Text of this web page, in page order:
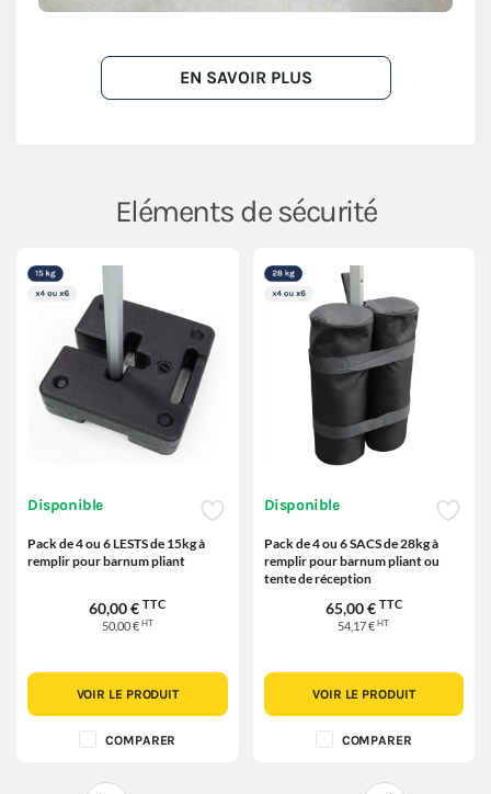
EN SAVOIR PLUS
Eléments de sécurité
Disponible
Pack de 4 ou 6 LESTS de 15kg à
remplir pour barnum pliant
60,00 € TTC
50,00 € HT
VOIR LE PRODUIT
COMPARER
Disponible
Pack de 4 ou 6 SACS de 28kg à
remplir pour barnum pliant ou
tente de réception
65,00 € TTC
54,17 €HT
VOIR LE PRODUIT
COMPARER